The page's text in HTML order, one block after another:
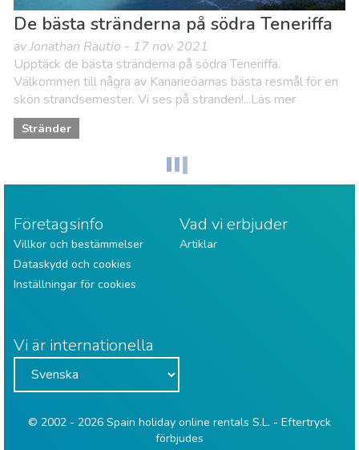
De bästa stränderna på södra Teneriffa
av Jonathan Rautio - 17 nov 2021
Upptäck de bästa stränderna på södra Teneriffa.
Välkommen till några av Kanarieöarnas bästa resmål för en
skön strandsemester. Vi ses på stranden!...Läs mer
Stränder
Företagsinfo
Villkor och bestämmelser
Dataskydd och cookies
Inställningar för cookies
Vad vi erbjuder
Artiklar
Vi är internationella
© 2002 - 2026 Spain holiday online rentals S.L. - Eftertryck
förbjudes